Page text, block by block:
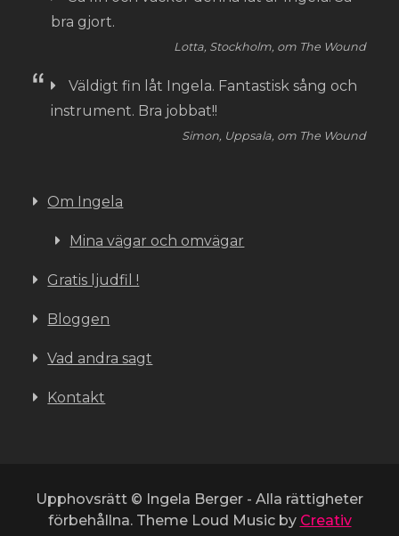
bra gjort.
Lotta, Stockholm, om The Wound
Väldigt fin låt Ingela. Fantastisk sång och
instrument. Bra jobbat!!
Simon, Uppsala, om The Wound
Om Ingela
Mina vägar och omvägar
Gratis ljudfil !
Bloggen
Vad andra sagt
Kontakt
Upphovsrätt © Ingela Berger - Alla rättigheter
förbehållna. Theme Loud Music by Creativ